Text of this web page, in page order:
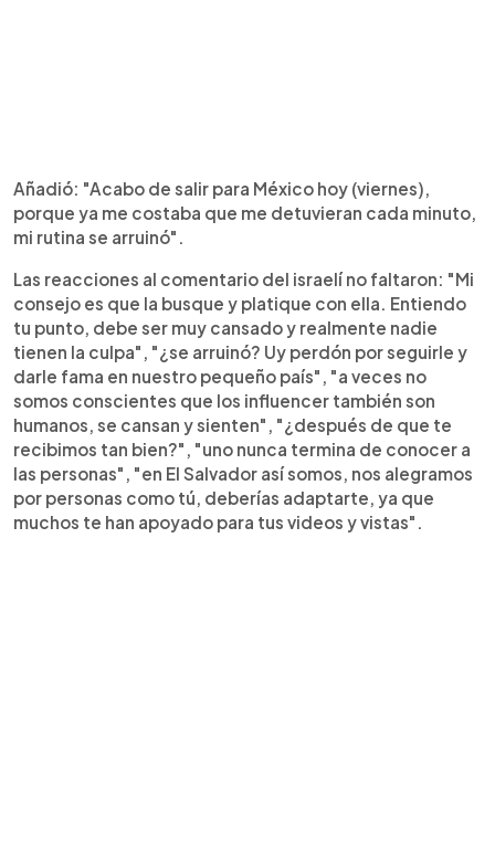
Añadió: "Acabo de salir para México hoy (viernes),
porque ya me costaba que me detuvieran cada minuto,
mi rutina se arruinó".
Las reacciones al comentario del israelí no faltaron: "Mi
consejo es que la busque y platique con ella. Entiendo
tu punto, debe ser muy cansado y realmente nadie
tienen la culpa", "¿se arruinó? Uy perdón por seguirle y
darle fama en nuestro pequeño país", "a veces no
somos conscientes que los influencer también son
humanos, se cansan y sienten", "¿después de que te
recibimos tan bien?", "uno nunca termina de conocer a
las personas", "en El Salvador así somos, nos alegramos
por personas como tú, deberías adaptarte, ya que
muchos te han apoyado para tus videos y vistas".